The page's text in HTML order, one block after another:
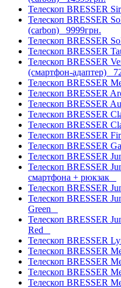
Телескоп BRESSER
Телескоп BRESSER
(carbon) 9999грн.
Телескоп BRESSER
Телескоп BRESSER
Телескоп BRESSER
(смартфон-адаптер)
Телескоп BRESSER
Телескоп BRESSER
Телескоп BRESSER
Телескоп BRESSER
Телескоп BRESSER
Телескоп BRESSER
Телескоп BRESSER
Телескоп BRESSER
Телескоп BRESSER
смартфона + рюкзак
Телескоп BRESSER
Телескоп BRESSER
Green
Телескоп BRESSER
Red
Телескоп BRESSER
Телескоп BRESSER
Телескоп BRESSER
Телескоп BRESSER
Телескоп BRESSER